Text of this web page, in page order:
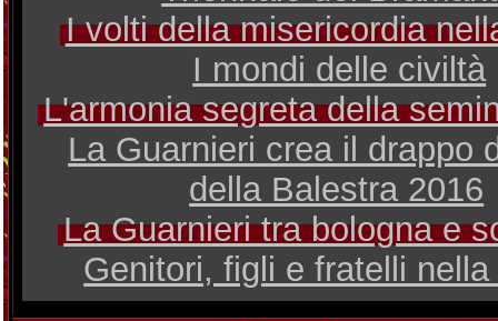
I volti della misericordia
I mondi delle civiltà
L'armonia segreta della
La Guarnieri crea il drappo
della Balestra 2016
La Guarnieri tra bologna e
Genitori, figli e fratelli